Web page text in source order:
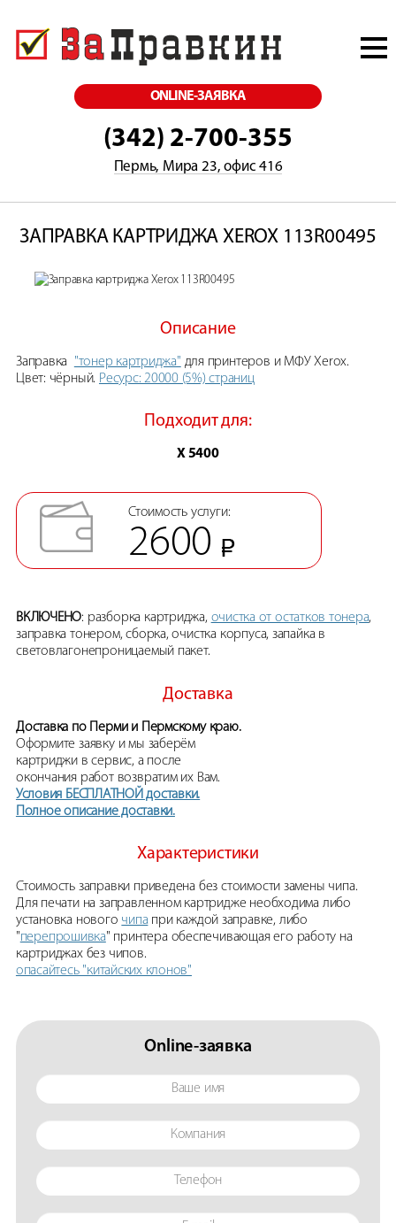
ONLINE-ЗАЯВКА
(342) 2-700-355
Пермь, Мира 23, офис 416
ЗАПРАВКА КАРТРИДЖА XEROX 113R00495
Описание
Заправка "тонер картриджа" для принтеров и МФУ Xerox.
Цвет: чёрный. Ресурс: 20000 (5%) страниц
Подходит для:
Х 5400
Стоимость услуги:
2600
ВКЛЮЧЕНО: разборка картриджа, очистка от остатков тонера,
заправка тонером, сборка, очистка корпуса, запайка в
световлагонепроницаемый пакет.
Доставка
Доставка по Перми и Пермскому краю.
Оформите заявку и мы заберём
картриджи в сервис, а после
окончания работ возвратим их Вам.
Условия БЕСПЛАТНОЙ доставки.
Полное описание доставки.
Характеристики
Стоимость заправки приведена без стоимости замены чипа.
Для печати на заправленном картридже необходима либо
установка нового чипапри каждой заправке, либо
"перепрошивка" принтера обеспечивающая его работу на
картриджах без чипов.
опасайтесь "китайских клонов"
Online-заявка